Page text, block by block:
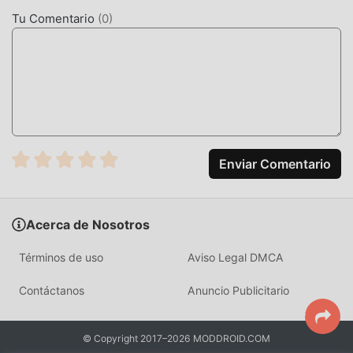
gratuita, puedes experimentar el nivel más alto de
PixaMotion 1.0.5 con la funcionalidad más completa.
la APLICACIÓN moddroid, puedes descargar directamente
instalación de moddroid con un solo clic, y hay más
aplicaciones de mod populares gratuitas esperando a
Tu Comentario (0)
Enviar Comentario
Acerca de Nosotros
Términos de uso Aviso Legal DMCA
Contáctanos Anuncio Publicitario
© Copyright 2017–2026 MODDROID.COM